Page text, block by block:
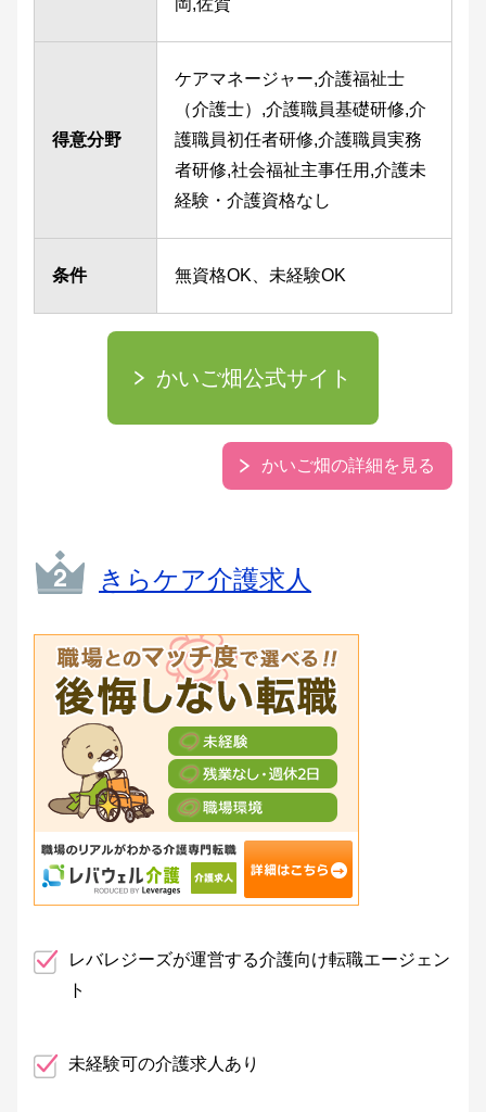
岡,佐賀
得意分野
ケアマネージャー,介護福祉士
（介護士）,介護職員基礎研修,介
護職員初任者研修,介護職員実務
者研修,社会福祉主事任用,介護未
経験・介護資格なし
条件 無資格OK、未経験OK
かいご畑公式サイト
かいご畑の詳細を見る
きらケア介護求人
レバレジーズが運営する介護向け転職エージェン
ト
未経験可の介護求人あり